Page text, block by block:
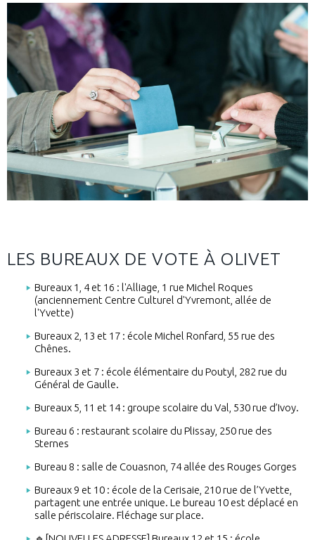
LES BUREAUX DE VOTE À OLIVET
Bureaux 1, 4 et 16 : l'Alliage, 1 rue Michel Roques
(anciennement Centre Culturel d'Yvremont, allée de
l'Yvette)
Bureaux 2, 13 et 17 : école Michel Ronfard, 55 rue des
Chênes.
Bureaux 3 et 7 : école élémentaire du Poutyl, 282 rue du
Général de Gaulle.
Bureaux 5, 11 et 14 : groupe scolaire du Val, 530 rue d’Ivoy.
Bureau 6 : restaurant scolaire du Plissay, 250 rue des
Sternes
Bureau 8 : salle de Couasnon, 74 allée des Rouges Gorges
Bureaux 9 et 10 : école de la Cerisaie, 210 rue de l’Yvette,
partagent une entrée unique. Le bureau 10 est déplacé en
salle périscolaire. Fléchage sur place.